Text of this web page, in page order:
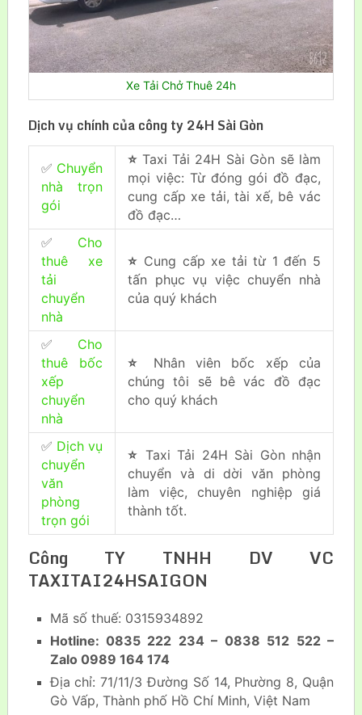
Xe Tải Chở Thuê 24h
Dịch vụ chính của công ty 24H Sài Gòn
✅ Chuyển
nhà trọn
gói
⭐ Taxi Tải 24H Sài Gòn sẽ làm
mọi việc: Từ đóng gói đồ đạc,
cung cấp xe tải, tài xế, bê vác
đồ đạc…
✅ Cho
thuê xe
tải
chuyển
nhà
⭐ Cung cấp xe tải từ 1 đến 5
tấn phục vụ việc chuyển nhà
của quý khách
✅ Cho
thuê bốc
xếp
chuyển
nhà
⭐ Nhân viên bốc xếp của
chúng tôi sẽ bê vác đồ đạc
cho quý khách
✅ Dịch vụ
chuyển
văn
phòng
trọn gói
⭐ Taxi Tải 24H Sài Gòn nhận
chuyển và di dời văn phòng
làm việc, chuyên nghiệp giá
thành tốt.
Công TY TNHH DV VC
TAXITAI24HSAIGON
Mã số thuế: 0315934892
Hotline: 0835 222 234 – 0838 512 522 –
Zalo 0989 164 174
Địa chỉ: 71/11/3 Đường Số 14, Phường 8, Quận
Gò Vấp, Thành phố Hồ Chí Minh, Việt Nam